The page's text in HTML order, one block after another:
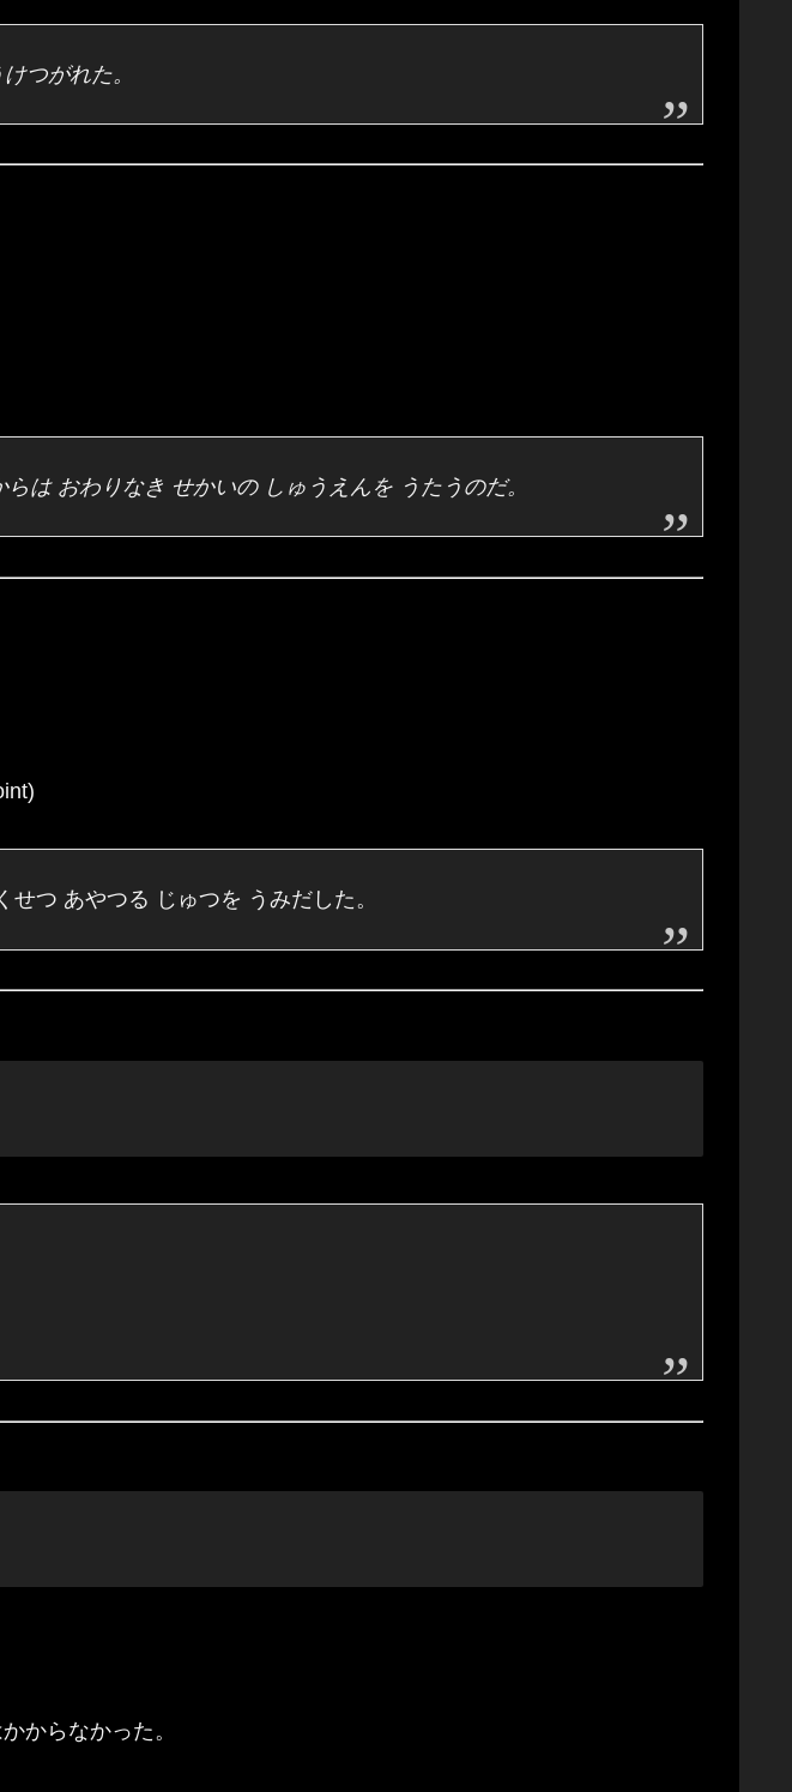
つがれた。
は おわりなき せかいの しゅうえんを うたうのだ。
つ あやつる じゅつを うみだした。
からなかった。